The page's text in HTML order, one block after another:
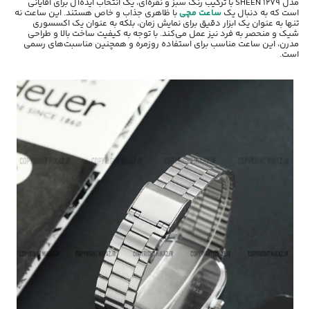
مدل SHEEN 1279 با ترکیب رنگ سبز و نقره‌ای، یک انتخاب ایده‌آل برای آقایانی
است که به دنبال یک ساعت مچیبا ظاهری جذاب و خاص هستند. این ساعت نه
تنها به عنوان یک ابزار دقیق برای نمایش زمان، بلکه به عنوان یک اکسسوری
شیک و منحصر به فرد نیز عمل می‌کند. با توجه به کیفیت ساخت بالا و طراحی
مدرن، این ساعت مناسب برای استفاده روزمره و همچنین مناسبت‌های رسمی
است.